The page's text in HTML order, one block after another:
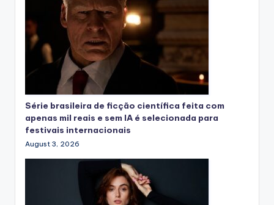
Série brasileira de ficção científica feita com
apenas mil reais e sem IA é selecionada para
festivais internacionais
August 3, 2026